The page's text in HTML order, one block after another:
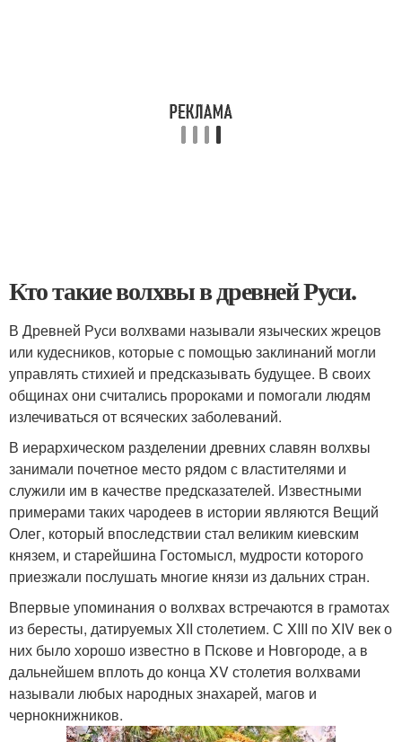
Кто такие волхвы в древней Руси.
В Древней Руси волхвами называли языческих жрецов
или кудесников, которые с помощью заклинаний могли
управлять стихией и предсказывать будущее. В своих
общинах они считались пророками и помогали людям
излечиваться от всяческих заболеваний.
В иерархическом разделении древних славян волхвы
занимали почетное место рядом с властителями и
служили им в качестве предсказателей. Известными
примерами таких чародеев в истории являются Вещий
Олег, который впоследствии стал великим киевским
князем, и старейшина Гостомысл, мудрости которого
приезжали послушать многие князи из дальних стран.
Впервые упоминания о волхвах встречаются в грамотах
из бересты, датируемых XII столетием. С XIII по XIV век о
них было хорошо известно в Пскове и Новгороде, а в
дальнейшем вплоть до конца XV столетия волхвами
называли любых народных знахарей, магов и
чернокнижников.